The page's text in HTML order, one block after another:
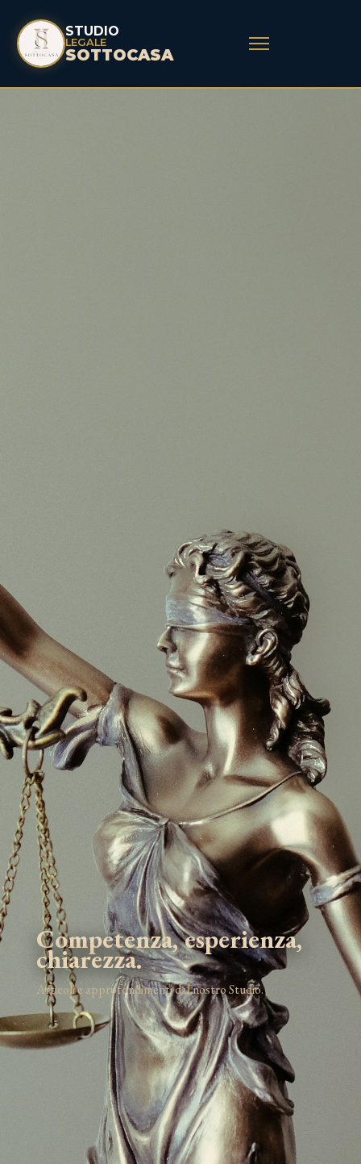
STUDIO
LEGALE
SOTTOCASA
Competenza, esperienza,
chiarezza.
Articoli e approfondimenti dal nostro Studio.